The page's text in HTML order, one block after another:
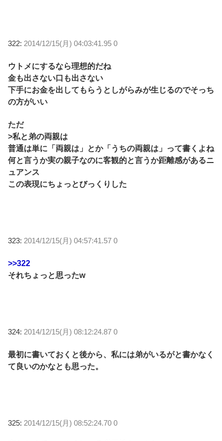
322: 2014/12/15(月) 04:03:41.95 0
ウトメにするなら理想的だね
金も出さない口も出さない
下手にお金を出してもらうとしがらみが生じるのでそっち
の方がいい
ただ
>私と弟の両親は
普通は単に「両親は」とか「うちの両親は」って書くよね
何と言うか実の親子なのに客観的と言うか距離感があるニ
ュアンス
この表現にちょっとびっくりした
323: 2014/12/15(月) 04:57:41.57 0
>>322
それちょっと思ったw
324: 2014/12/15(月) 08:12:24.87 0
最初に書いておくと後から、私には弟がいるがと書かなく
て良いのかなとも思った。
325: 2014/12/15(月) 08:52:24.70 0